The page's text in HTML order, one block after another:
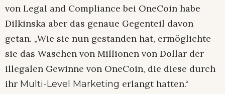
von Legal and Compliance bei OneCoin habe
Dilkinska aber das genaue Gegenteil davon
getan. „Wie sie nun gestanden hat, ermöglichte
sie das Waschen von Millionen von Dollar der
illegalen Gewinne von OneCoin, die diese durch
ihr Multi-Level Marketing erlangt hatten.“